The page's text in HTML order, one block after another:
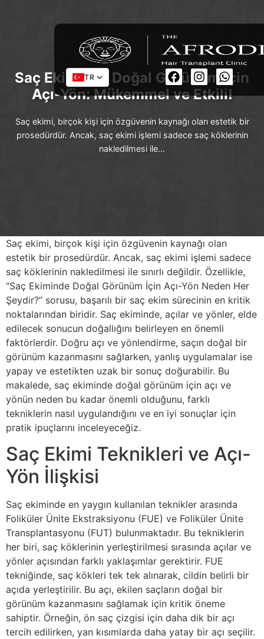
TR
Saç Ekiminde Doğal Görünüm İçin
Açı-Yön: Mükemmel ve Etkili!
Saç ekimi, birçok kişi için özgüvenin kaynağı olan estetik bir
prosedürdür. Ancak, saç ekimi işlemi sadece saç köklerinin
nakledilmesi ile…
Saç ekimi, birçok kişi için özgüvenin kaynağı olan
estetik bir prosedürdür. Ancak, saç ekimi işlemi sadece
saç köklerinin nakledilmesi ile sınırlı değildir. Özellikle,
“Saç Ekiminde Doğal Görünüm İçin Açı-Yön Neden Her
Şeydir?” sorusu, başarılı bir saç ekim sürecinin en kritik
noktalarından biridir. Saç ekiminde, açılar ve yönler, elde
edilecek sonucun doğallığını belirleyen en önemli
faktörlerdir. Doğru açı ve yönlendirme, saçın doğal bir
görünüm kazanmasını sağlarken, yanlış uygulamalar ise
yapay ve estetikten uzak bir sonuç doğurabilir. Bu
makalede, saç ekiminde doğal görünüm için açı ve
yönün neden bu kadar önemli olduğunu, farklı
tekniklerin nasıl uygulandığını ve en iyi sonuçlar için
pratik ipuçlarını inceleyeceğiz.
Saç Ekimi Teknikleri ve Açı-
Yön İlişkisi
Saç ekiminde en yaygın kullanılan teknikler arasında
Foliküler Ünite Ekstraksiyonu (FUE) ve Foliküler Ünite
Transplantasyonu (FUT) bulunmaktadır. Bu tekniklerin
her biri, saç köklerinin yerleştirilmesi sırasında açılar ve
yönler açısından farklı yaklaşımlar gerektirir. FUE
tekniğinde, saç kökleri tek tek alınarak, cildin belirli bir
açıda yerleştirilir. Bu açı, ekilen saçların doğal bir
görünüm kazanmasını sağlamak için kritik öneme
sahiptir. Örneğin, ön saç çizgisi için daha dik bir açı
tercih edilirken, yan kısımlarda daha yatay bir açı seçilir.